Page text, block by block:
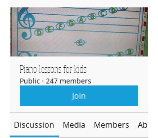
Piano lessons for kids
Public · 247 members
Join
Discussion Media Members About